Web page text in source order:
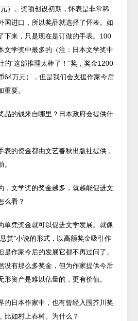
元）。奖项创设初期，怀表是非常稀
国进口，所以奖品就选择了怀表。如
下来，只是现在是订做的手表。100
文学奖中最多的（注：日本文学奖中
的“这部推理太棒了！”奖，奖金1200
64万元），但是我们会支援作家今后
重要。
品的钱来自哪里？日本政府会提供什
表的资金都由文艺春秋出版社提供，
，文学奖的奖金越多，就越能促进文
么看？
单凭奖金就可以促进文学发展。就像
赏”小说的形式，以高额奖金吸引作
是作家今后的发展它都不再过问了。
没有那么多奖金，但为作家提供今后
形资产是难以估量的，更有价值。
的日本作家中，也有曾经入围芥川奖
比如村上春树。为什么？